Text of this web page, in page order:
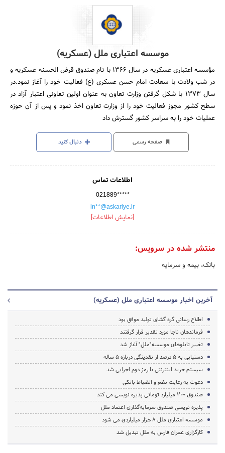
موسسه اعتباری ملل (عسکریه)
مؤسسه اعتباری عسکریه در سال 1366 با نام صندوق قرض الحسنه عسکریه و
در شب ولادت با سعادت امام حسن عسکری (ع) فعالیت خود را آغاز نمود.در
سال 1373 با شکل گرفتن وزارت تعاون به عنوان اولین تعاونی اعتبار آزاد در
سطح کشور مجوز فعالیت خود را از وزارت تعاون اخذ نمود و پس از آن حوزه
عملیات خود را به سراسر کشور گسترش داد
صفحه رسمی دنبال کنید
اطلاعات تماس
021889*****
in**@askariye.ir
[نمایش اطلاعات]
منتشر شده در سرویس:
بانک، بیمه و سرمایه
آخرین اخبار موسسه اعتباری ملل (عسکریه)
اطلاع رسانی گره گشای تولید موفق بود
فرماندهان ناجا مورد تقدیر قرار گرفتند
تغییر تابلوهای موسسه"ملل" آغاز شد
دستیابی به 5 درصد از نقدینگی دربازه 5 ساله
سیستم خرید اینترنتی با رمز دوم اجرایی شد
دعوت به رعایت نظم و انضباط بانکی
صندوق 200 میلیارد تومانی پذیره نویسی می کند
پذیره نویسی صندوق سرمایه‌گذاری اعتماد ملل
موسسه اعتباری ملل 8 هزار میلیاردی می شود
کارگزاری عمران فارس به ملل تبدیل شد